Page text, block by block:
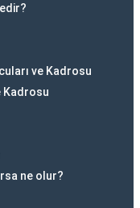
ve Kadrosu
Kadrosu
ne olur?